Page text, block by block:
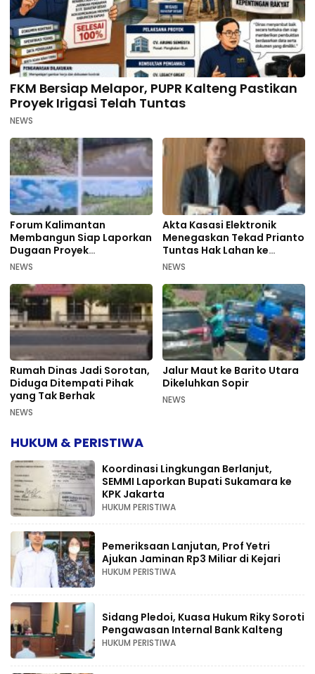
FKM Bersiap Melapor, PUPR Kalteng Pastikan
Proyek Irigasi Telah Tuntas
NEWS
Forum Kalimantan
Membangun Siap Laporkan
Dugaan Proyek
Bermasalah PUPR Kalteng
NEWS
Akta Kasasi Elektronik
Menegaskan Tekad Prianto
Tuntas Hak Lahan ke
Mahkamah Agung
NEWS
Rumah Dinas Jadi Sorotan,
Diduga Ditempati Pihak
yang Tak Berhak
NEWS
Jalur Maut ke Barito Utara
Dikeluhkan Sopir
NEWS
HUKUM & PERISTIWA
Koordinasi Lingkungan Berlanjut,
SEMMI Laporkan Bupati Sukamara ke
KPK Jakarta
HUKUM PERISTIWA
Pemeriksaan Lanjutan, Prof Yetri
Ajukan Jaminan Rp3 Miliar di Kejari
HUKUM PERISTIWA
Sidang Pledoi, Kuasa Hukum Riky Soroti
Pengawasan Internal Bank Kalteng
HUKUM PERISTIWA